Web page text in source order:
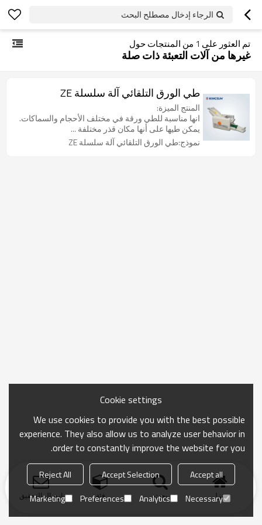
الرجاء إدخال مصطلح البحث
تم العثور على 1 من المنتجات حول
غيرها من آلات التعبئة ذات صلة
طي الورق التلقائي آلة سلسلة ZE
المنتج الميزة:
انها مناسبة للطي ورقة في مختلف الأحجام والسماكات.
يمكن طيها على أنها مكان قذر مختلفة ...
نموذج:طي الورق التلقائي آلة سلسلة ZE
منزل بحث فئة ارسال التحقيق
Cookie settings
We use cookies to provide you with the best possible
experience. They also allow us to analyze user behavior in
order to constantly improve the website for you.
Accept all
Accept Selection
Reject All
Necessary
Analytics
Preferences
Marketing